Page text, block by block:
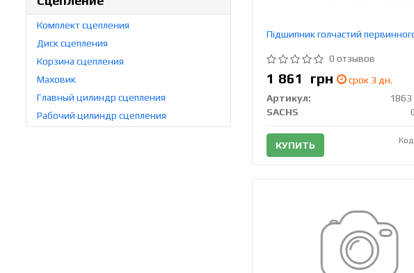
Комплект сцепления
Диск сцепления
Корзина сцепления
Маховик
Главный цилиндр сцепления
Рабочий цилиндр сцепления
Підшипник голчастий
0 отзывов
1 861 грн
срок 3 дн.
Артикул:
1863
SACHS
КУПИТЬ